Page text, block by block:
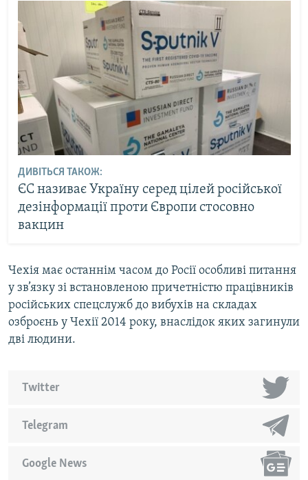
ДИВІТЬСЯ ТАКОЖ:
ЄС називає Україну серед цілей російської
дезінформації проти Європи стосовно
вакцин
Чехія має останнім часом до Росії особливі питання
у зв’язку зі встановленою причетністю працівників
російських спецслужб до вибухів на складах
озброєнь у Чехії 2014 року, внаслідок яких загинули
дві людини.
Telegram
Google News
Twitter